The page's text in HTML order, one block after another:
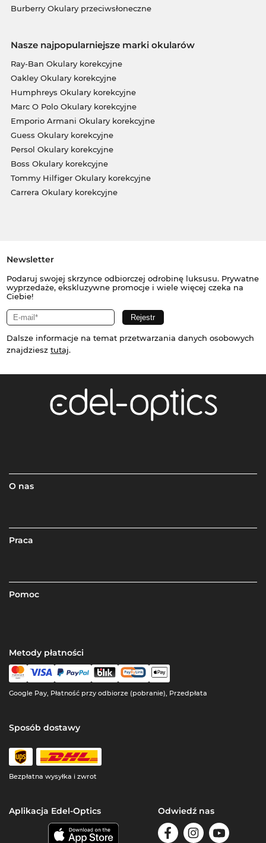
Burberry Okulary przeciwsłoneczne
Nasze najpopularniejsze marki okularów
Ray-Ban Okulary korekcyjne
Oakley Okulary korekcyjne
Humphreys Okulary korekcyjne
Marc O Polo Okulary korekcyjne
Emporio Armani Okulary korekcyjne
Guess Okulary korekcyjne
Persol Okulary korekcyjne
Boss Okulary korekcyjne
Tommy Hilfiger Okulary korekcyjne
Carrera Okulary korekcyjne
Newsletter
Podaruj swojej skrzynce odbiorczej odrobinę luksusu. Prywatne
wyprzedaże, ekskluzywne promocje i wiele więcej czeka na
Ciebie!
Dalsze informacje na temat przetwarzania danych osobowych
znajdziesz tutaj.
O nas
Praca
Pomoc
Metody płatności
Google Pay, Płatność przy odbiorze (pobranie), Przedpłata
Sposób dostawy
Bezpłatna wysyłka i zwrot
Aplikacja Edel-Optics Odwiedź nas